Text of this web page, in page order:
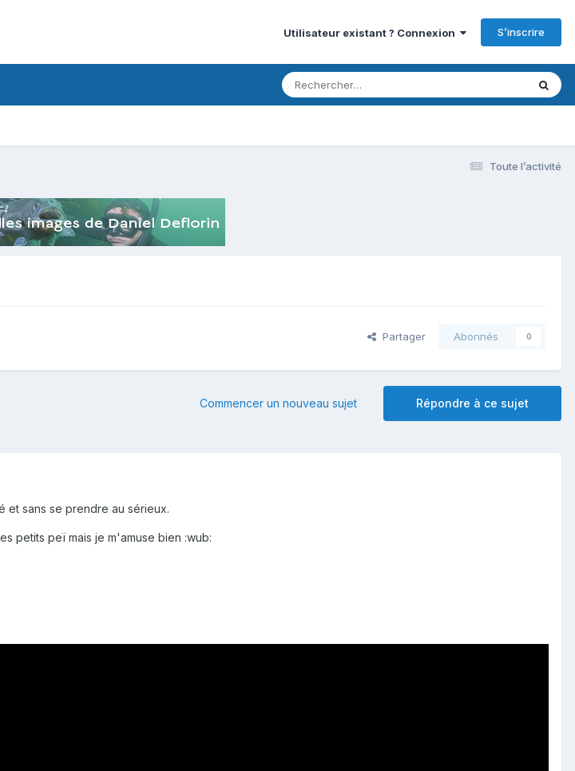
Utilisateur existant ? Connexion S’inscrire
Toute l’activité
Partager Abonnés 0
Répondre à ce sujet
Commencer un nouveau sujet
et sans se prendre au sérieux.
petits peï mais je m'amuse bien :wub: